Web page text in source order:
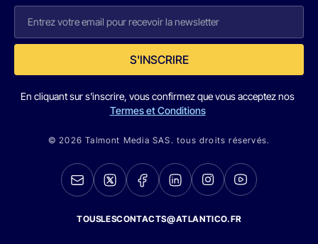
S'INSCRIRE
En cliquant sur s'inscrire, vous confirmez que vous acceptez nos
Termes et Conditions
© 2026 Talmont Media SAS. tous droits réservés.
TOUSLESCONTACTS@ATLANTICO.FR